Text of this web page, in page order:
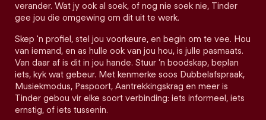
verander. Wat jy ook al soek, of nog nie soek nie, Tinder
gee jou die omgewing om dit uit te werk.
Skep 'n profiel, stel jou voorkeure, en begin om te vee. Hou
van iemand, en as hulle ook van jou hou, is julle pasmaats.
Van daar af is dit in jou hande. Stuur ’n boodskap, beplan
iets, kyk wat gebeur. Met kenmerke soos Dubbelafspraak,
Musiekmodus, Paspoort, Aantrekkingskrag en meer is
Tinder gebou vir elke soort verbinding: iets informeel, iets
ernstig, of iets tussenin.